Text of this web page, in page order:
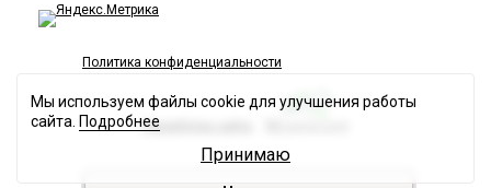
Политика конфиденциальности
Разработка сайта
Мы используем файлы cookie для улучшения работы
сайта. Подробнее
Принимаю